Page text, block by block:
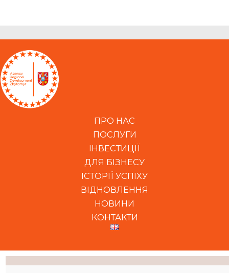
ПРО НАС
ПОСЛУГИ
ІНВЕСТИЦІЇ
ДЛЯ БІЗНЕСУ
ІСТОРІЇ УСПІХУ
ВІДНОВЛЕННЯ
НОВИНИ
КОНТАКТИ